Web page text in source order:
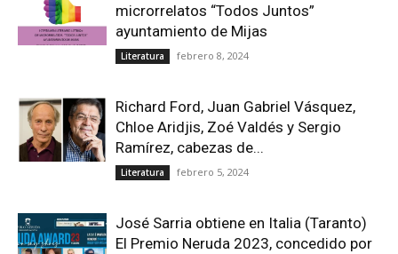
microrrelatos “Todos Juntos”
ayuntamiento de Mijas
Literatura febrero 8, 2024
Richard Ford, Juan Gabriel Vásquez,
Chloe Aridjis, Zoé Valdés y Sergio
Ramírez, cabezas de...
Literatura febrero 5, 2024
José Sarria obtiene en Italia (Taranto)
El Premio Neruda 2023, concedido por